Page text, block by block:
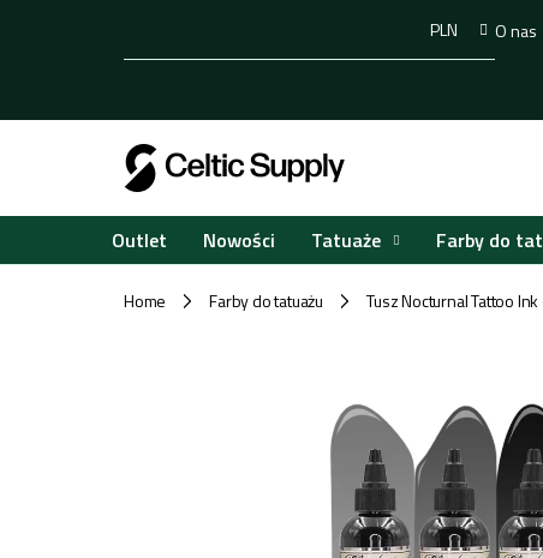
O nas
PLN
Outlet Nowości Tatuaże Farby do
Home / Farby do tatuażu / Tusz Nocturnal Tattoo